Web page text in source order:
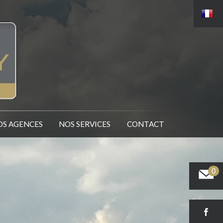
AGENCES NOS SERVICES CONTACT
0